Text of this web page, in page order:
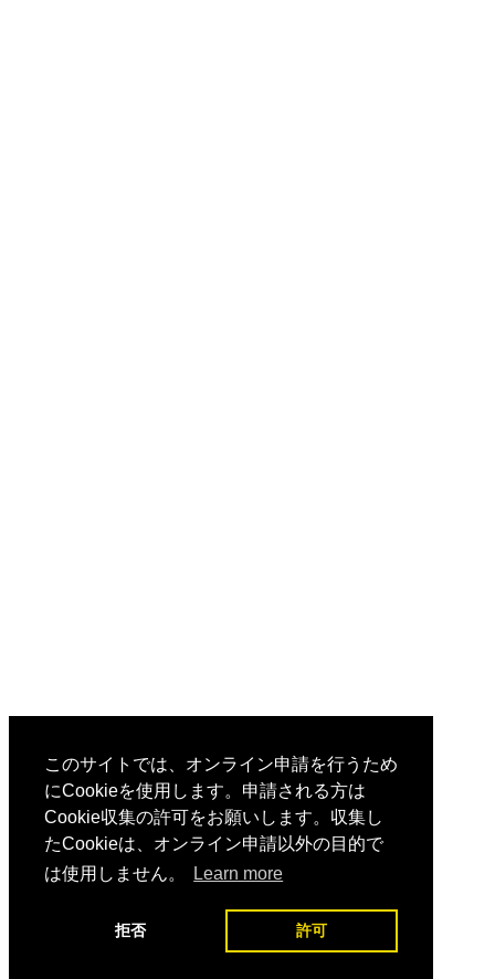
このサイトでは、オンライン申請を行うため
にCookieを使用します。申請される方は
Cookie収集の許可をお願いします。収集し
たCookieは、オンライン申請以外の目的で
は使用しません。
Learn more
拒否 許可